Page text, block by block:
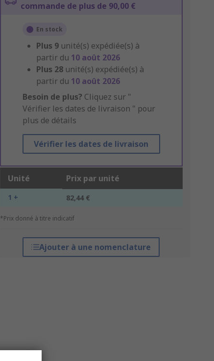
commande de plus de 90,00 €
En stock
Plus 9 unité(s) expédiée(s) à
partir du 10 août 2026
Plus 28 unité(s) expédiée(s) à
partir du 10 août 2026
Besoin de plus? Cliquez sur "
Vérifier les dates de livraison " pour
plus de détails
Vérifier les dates de livraison
Unité Prix par unité
1 + 82,44 €
*Prix donné à titre indicatif
Ajouter à une nomenclature